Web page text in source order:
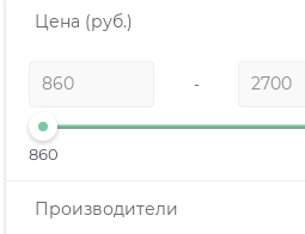
Цена (руб.)
-
860
Производители